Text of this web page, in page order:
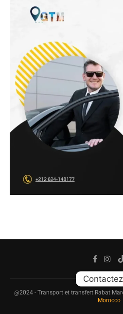
@2024 - Transport et transfert Rabat
Morocco